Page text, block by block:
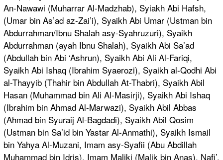
An-Nawawi (Muharrar Al-Madzhab), Syiakh Abi Hafsh,
(Umar bin As’ad az-Zai’i), Syaikh Abi Umar (Ustman bin
Abdurrahman/Ibnu Shalah asy-Syahruzuri), Syaikh
Abdurrahman (ayah Ibnu Shalah), Syaikh Abi Sa’ad
(Abdullah bin Abi ‘Ashrun), Syaikh Abi Ali Al-Fariqi,
Syaikh Abi Ishaq (Ibrahim Syaerozi), Syaikh al-Qodhi Abi
al-Thayyib (Thahir bin Abdullah At-Thabri), Syaikh Abil
Hasan (Muhammad bin Ali Al-Masirji), Syaikh Abi Ishaq
(Ibrahim bin Ahmad Al-Marwazi), Syaikh Abil Abbas
(Ahmad bin Syuraij Al-Bagdadi), Syaikh Abil Qosim
(Ustman bin Sa’id bin Yastar Al-Anmathi), Syaikh Ismail
bin Yahya Al-Muzani, Imam asy-Syafii (Abu Abdillah
Muhammad bin Idris), Imam Maliki (Malik bin Anas), Nafi’,